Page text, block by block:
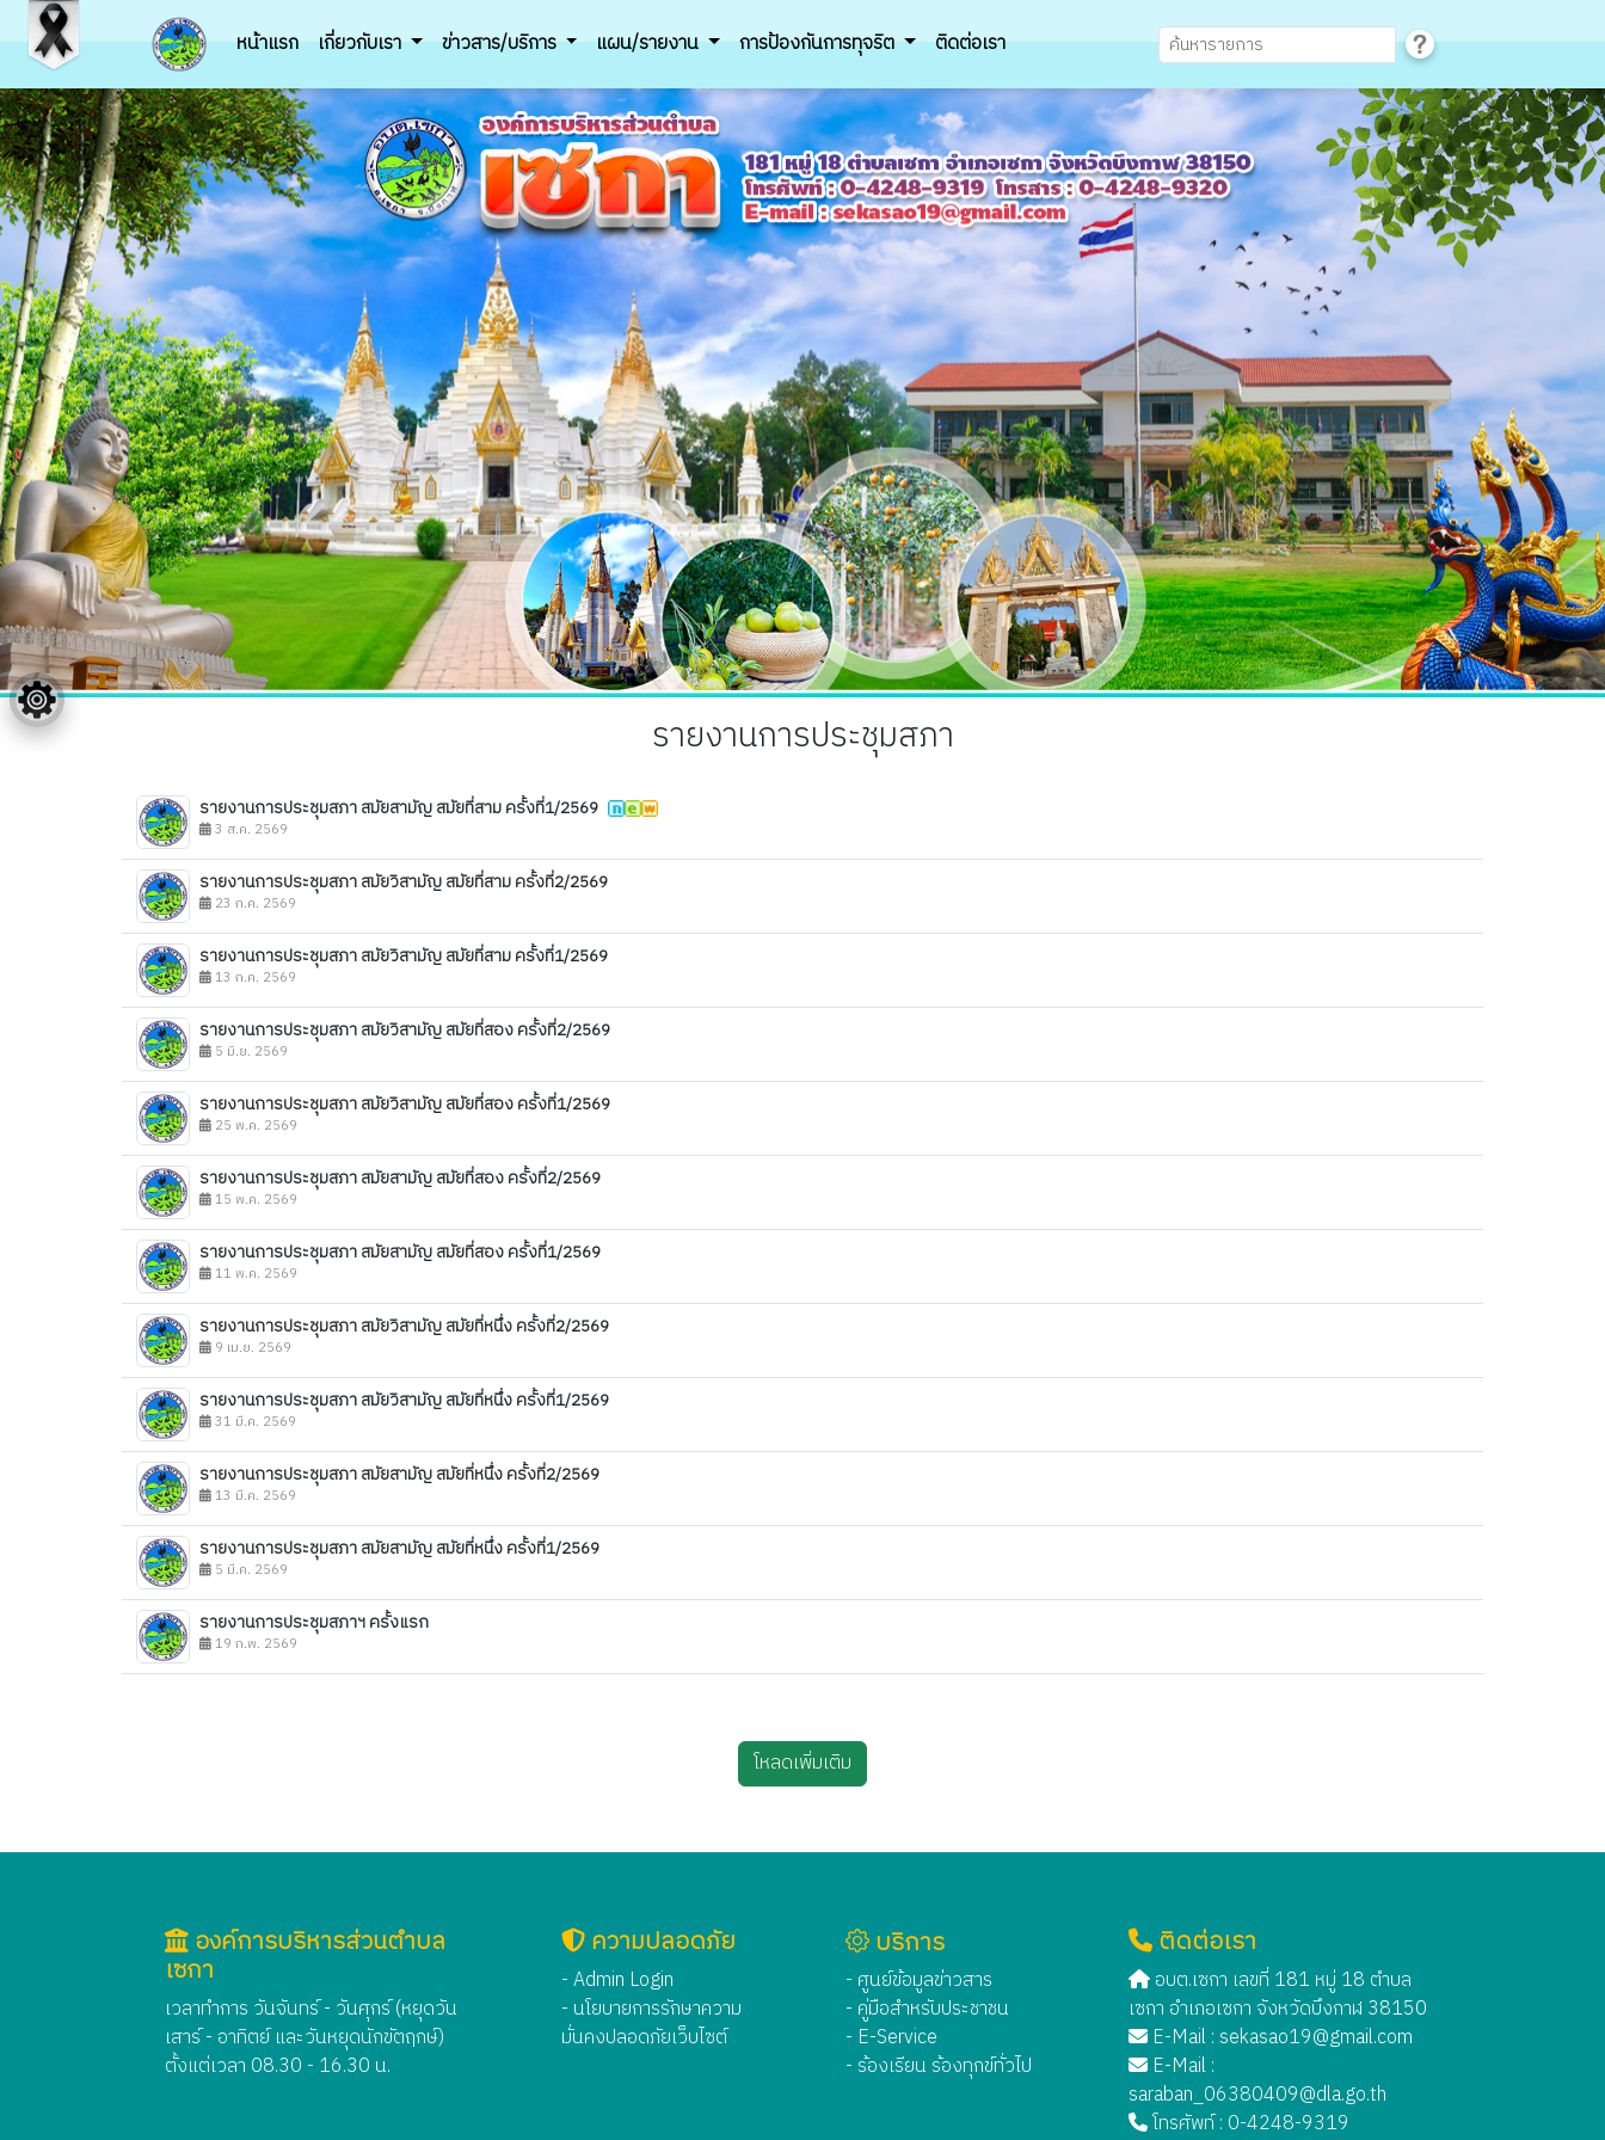
หน้าแรก เกี่ยวกับเรา ข่าวสาร/บริการ แผน/รายงาน การป้องกันการทุจริต ติดต่อเรา
รายงานการประชุมสภา
รายงานการประชุมสภา สมัยสามัญ สมัยที่สาม ครั้งที่1/2569
3 ส.ค. 2569
รายงานการประชุมสภา สมัยวิสามัญ สมัยที่สาม ครั้งที่2/2569
23 ก.ค. 2569
รายงานการประชุมสภา สมัยวิสามัญ สมัยที่สาม ครั้งที่1/2569
13 ก.ค. 2569
รายงานการประชุมสภา สมัยวิสามัญ สมัยที่สอง ครั้งที่2/2569
5 มิ.ย. 2569
รายงานการประชุมสภา สมัยวิสามัญ สมัยที่สอง ครั้งที่1/2569
25 พ.ค. 2569
รายงานการประชุมสภา สมัยสามัญ สมัยที่สอง ครั้งที่2/2569
15 พ.ค. 2569
รายงานการประชุมสภา สมัยสามัญ สมัยที่สอง ครั้งที่1/2569
11 พ.ค. 2569
รายงานการประชุมสภา สมัยวิสามัญ สมัยที่หนึ่ง ครั้งที่2/2569
9 เม.ย. 2569
รายงานการประชุมสภา สมัยวิสามัญ สมัยที่หนึ่ง ครั้งที่1/2569
31 มี.ค. 2569
รายงานการประชุมสภา สมัยสามัญ สมัยที่หนึ่ง ครั้งที่2/2569
13 มี.ค. 2569
รายงานการประชุมสภา สมัยสามัญ สมัยที่หนึ่ง ครั้งที่1/2569
5 มี.ค. 2569
รายงานการประชุมสภาฯ ครั้งแรก
19 ก.พ. 2569
โหลดเพิ่มเติม
องค์การบริหารส่วนตำบล
เซกา
เวลาทำการ วันจันทร์ - วันศุกร์ (หยุดวัน
เสาร์ - อาทิตย์ และวันหยุดนักขัตฤกษ์)
ตั้งแต่เวลา 08.30 - 16.30 น.
ความปลอดภัย
- Admin Login
- นโยบายการรักษาความ
มั่นคงปลอดภัยเว็บไซต์
บริการ
- ศูนย์ข้อมูลข่าวสาร
- คู่มือสำหรับประชาชน
- E-Service
- ร้องเรียน ร้องทุกข์ทั่วไป
ติดต่อเรา
อบต.เซกา เลขที่ 181 หมู่ 18 ตำบล
เซกา อำเภอเซกา จังหวัดบึงกาฬ 38150
E-Mail : sekasao19@gmail.com
E-Mail :
saraban_06380409@dla.go.th
โทรศัพท์ : 0-4248-9319